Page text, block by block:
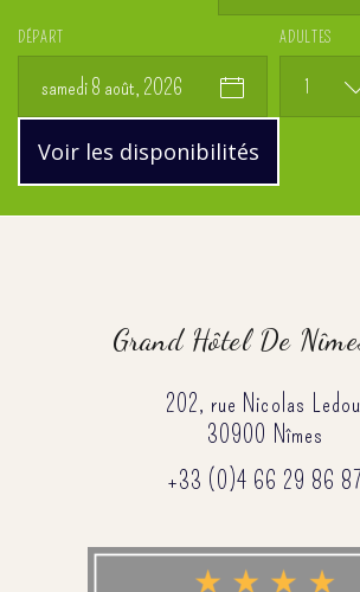
DÉPART
samedi 8 août, 2026
ADULTES
1
Voir les disponibilités
Grand Hôtel De
202, rue Nicolas
30900 Nîmes
+33 (0)4 66 29 86 87